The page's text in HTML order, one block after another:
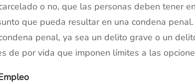
o no, que las personas deben tener
que pueda resultar en una condena penal.
penal, ya sea un delito grave o un
de por vida que imponen límites a las